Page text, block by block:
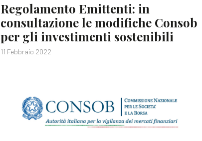
Regolamento Emittenti: in
consultazione le modifiche Consob
per gli investimenti sostenibili
11 Febbraio 2022